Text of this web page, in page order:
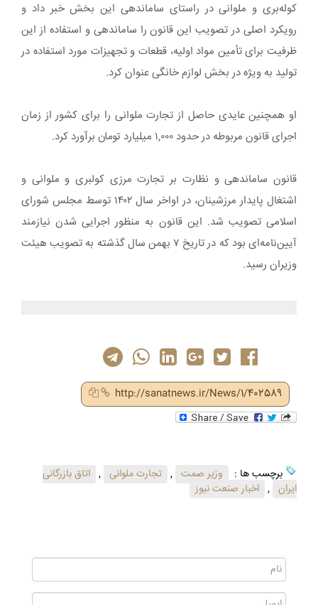
کوله‌بری و ملوانی در راستای ساماندهی این بخش خبر داد و
رویکرد اصلی در تصویب این قانون را ساماندهی و استفاده از این
ظرفیت برای تأمین مواد اولیه، قطعات و تجهیزات مورد استفاده در
تولید به ویژه در بخش لوازم خانگی عنوان کرد.
او همچنین عایدی حاصل از تجارت ملوانی را برای کشور از زمان
اجرای قانون مربوطه در حدود ۱,۰۰۰ میلیارد تومان برآورد کرد.
قانون ساماندهی و نظارت بر تجارت مرزی کولبری و ملوانی و
اشتغال پایدار مرزشینان، در اواخر سال ۱۴۰۲ توسط مجلس شورای
اسلامی تصویب شد. این قانون به منظور اجرایی شدن نیازمند
آیین‌نامه‌ای بود که در تاریخ ۷ بهمن سال گذشته به تصویب هیئت
وزیران رسید.
http://sanatnews.ir/News/1/402589
برچسب ها : وزیر صمت , تجارت ملوانی , اتاق بازرگانی
ایران , اخبار صنعت نیوز